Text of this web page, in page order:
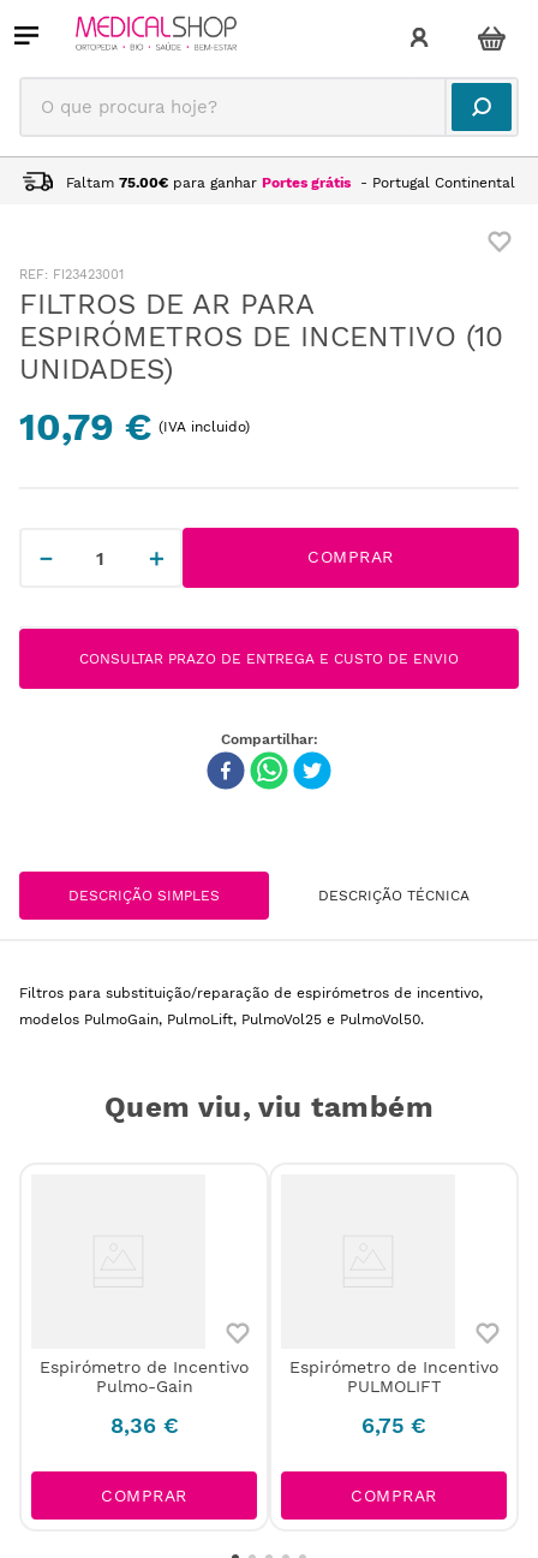
O que procura hoje?
Faltam 75.00€ para ganhar Portes grátis - Portugal Continental
: FI23423001
FILTROS DE AR PARA
ESPIRÓMETROS DE INCENTIVO (10
UNIDADES)
10,79 € (IVA incluido)
＋
－ COMPRAR
CONSULTAR PRAZO DE ENTREGA E CUSTO DE ENVIO
DESCRIÇÃO SIMPLES DESCRIÇÃO TÉCNICA
Filtros para substituição/reparação de espirómetros de incentivo,
modelos PulmoGain, PulmoLift, PulmoVol25 e PulmoVol50.
Quem viu, viu também
Espirómetro de Incentivo
Pulmo-Gain
8,36 €
COMPRAR
Espirómetro de Incentivo
PULMOLIFT
6,75 €
COMPRAR